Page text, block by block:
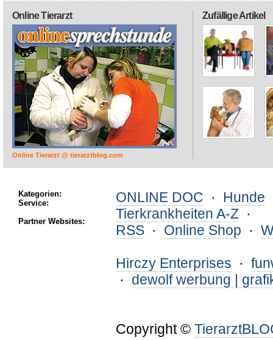
Zufällige Artikel
Online Tierarzt
Online Tierarzt @ tierarztblog.com
Kategorien:
Service:
Partner Websites:
ONLINE DOC · Hunde
Tierkrankheiten A-Z ·
RSS · Online Shop ·
Hirczy Enterprises ·
· dewolf werbung |
Copyright ©